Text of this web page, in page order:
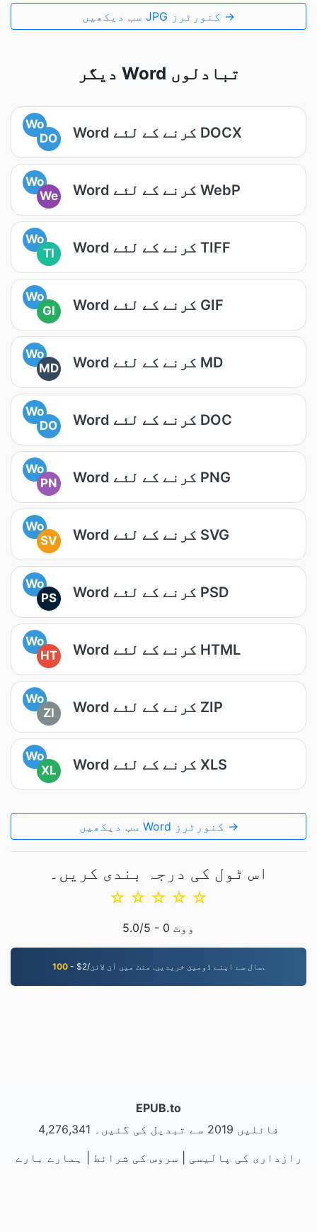
سب دیکھیں JPG کنورٹرز →
دیگر Word تبادلوں
Wo
DO
Word کرنے کے لئے DOCX
Wo
We
Word کرنے کے لئے WebP
Wo
TI
Word کرنے کے لئے TIFF
Wo
GI
Word کرنے کے لئے GIF
Wo
MD
Word کرنے کے لئے MD
Wo
DO
Word کرنے کے لئے DOC
Wo
PN
Word کرنے کے لئے PNG
Wo
SV
Word کرنے کے لئے SVG
Wo
PS
Word کرنے کے لئے PSD
Wo
HT
Word کرنے کے لئے HTML
Wo
ZI
Word کرنے کے لئے ZIP
Wo
XL
Word کرنے کے لئے XLS
سب دیکھیں Word کنورٹرز →
اس ٹول کی درجہ بندی کریں۔
☆
☆
☆
☆
☆
5.0/5 - 0 ووٹ
100 - $2/سال سے اپنے ڈومین خریدیں. منٹ میں آن لائن.
EPUB.to
4,276,341 فائلیں 2019 سے تبدیل کی گئیں۔
رازداری کی پالیسی
سروس کی شرائط
ہمارے بارے